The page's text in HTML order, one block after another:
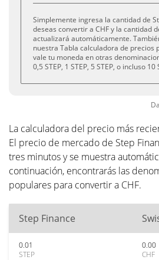
Simplemente ingresa la cantidad de
deseas convertir a CHF y la cantidad
actualizará automáticamente.
nuestra Tabla calculadora de precios
vale tu moneda en otras
0,5 STEP, 1 STEP, 5 STEP, o incluso 10
La calculadora del precio más
El precio de mercado de Step
tres minutos y se muestra
continuación, encontrarás las
populares para convertir a CHF.
Step Finance
0.01
STEP
0.00
CHF